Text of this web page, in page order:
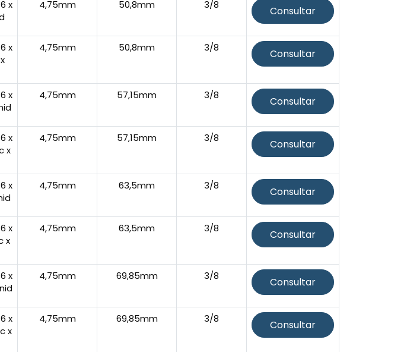
x
4,75mm 50,8mm 3/8 Consultar
x
4,75mm 50,8mm 3/8 Consultar
x
4,75mm 57,15mm 3/8 Consultar
x
x
4,75mm 57,15mm 3/8 Consultar
x
4,75mm 63,5mm 3/8 Consultar
x
x
4,75mm 63,5mm 3/8 Consultar
x
4,75mm 69,85mm 3/8 Consultar
x
x
4,75mm 69,85mm 3/8 Consultar